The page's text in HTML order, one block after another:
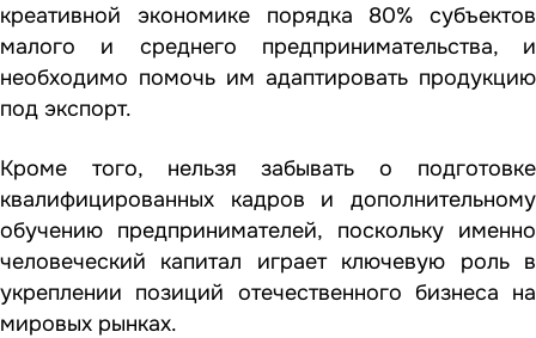
креативной экономике порядка 80% субъектов
малого и среднего предпринимательства, и
необходимо помочь им адаптировать продукцию
под экспорт.
Кроме того, нельзя забывать о подготовке
квалифицированных кадров и дополнительному
обучению предпринимателей, поскольку именно
человеческий капитал играет ключевую роль в
укреплении позиций отечественного бизнеса на
мировых рынках.